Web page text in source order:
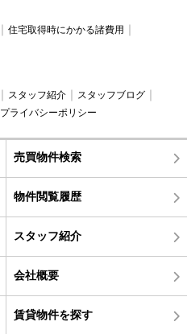
住宅取得時にかかる諸費用
スタッフ紹介
スタッフブログ
プライバシーポリシー
売買物件検索
物件閲覧履歴
スタッフ紹介
会社概要
賃貸物件を探す